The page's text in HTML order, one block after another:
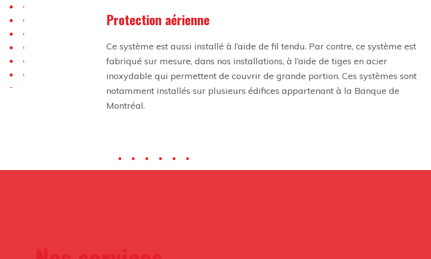
Protection aérienne
Ce système est aussi installé à l’aide de fil tendu. Par contre, ce système est
fabriqué sur mesure, dans nos installations, à l’aide de tiges en acier
inoxydable qui permettent de couvrir de grande portion. Ces systèmes sont
notamment installés sur plusieurs édifices appartenant à la Banque de
Montréal.